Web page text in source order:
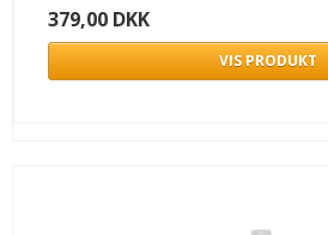
379,00 DKK
VIS PRODUKT